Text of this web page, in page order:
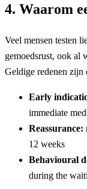
4. Waarom
Veel mensen testen
gemoedsrust, ook al
Geldige redenen zijn
Early
immediate
Reassurance:
12 weeks
Behavioural
during the